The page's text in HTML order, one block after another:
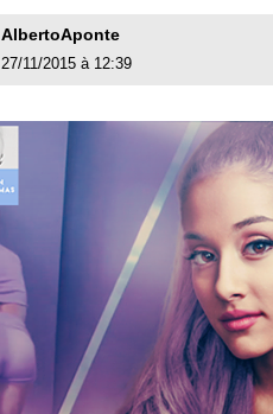
AlbertoAponte
27/11/2015 à 12:39